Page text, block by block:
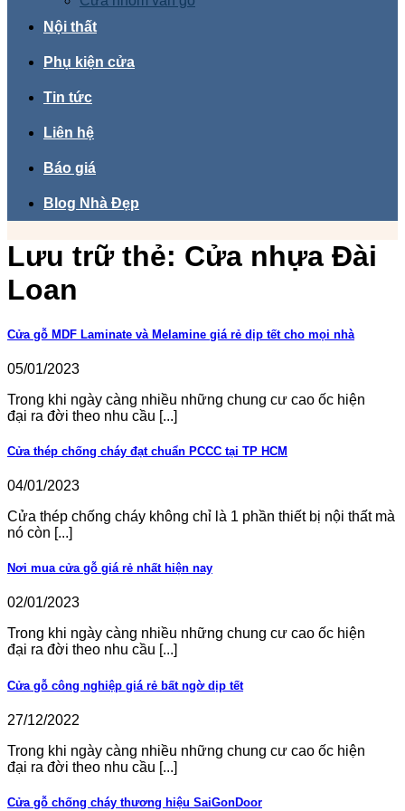
Nội thất
Phụ kiện cửa
Tin tức
Liên hệ
Báo giá
Blog Nhà Đẹp
Lưu trữ thẻ: Cửa nhựa Đài
Loan
Cửa gỗ MDF Laminate và Melamine giá rẻ dịp tết cho mọi nhà
05/01/2023
Trong khi ngày càng nhiều những chung cư cao ốc hiện
đại ra đời theo nhu cầu [...]
Cửa thép chống cháy đạt chuẩn PCCC tại TP HCM
04/01/2023
Cửa thép chống cháy không chỉ là 1 phần thiết bị nội thất mà
nó còn [...]
Nơi mua cửa gỗ giá rẻ nhất hiện nay
02/01/2023
Trong khi ngày càng nhiều những chung cư cao ốc hiện
đại ra đời theo nhu cầu [...]
Cửa gỗ công nghiệp giá rẻ bất ngờ dịp tết
27/12/2022
Trong khi ngày càng nhiều những chung cư cao ốc hiện
đại ra đời theo nhu cầu [...]
Cửa gỗ chống cháy thương hiệu SaiGonDoor